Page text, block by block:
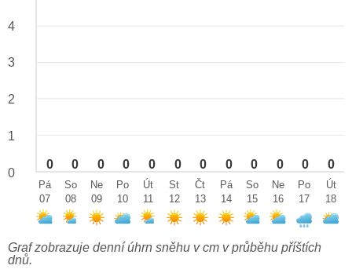
0 0 0 0 0 0 0 0 0 0 0 0
4
3
2
1
0
Pá
07
So
08
Ne
09
Po
10
Út
11
St
12
Čt
13
Pá
14
So
15
Ne
16
Po
17
Út
18
Graf zobrazuje denní úhrn sněhu v cm v průběhu příštích
dnů.